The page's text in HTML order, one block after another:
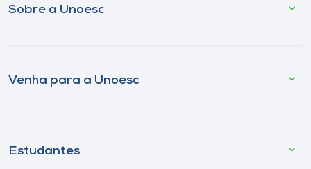
Sobre a Unoesc
Venha para a Unoesc
Estudantes